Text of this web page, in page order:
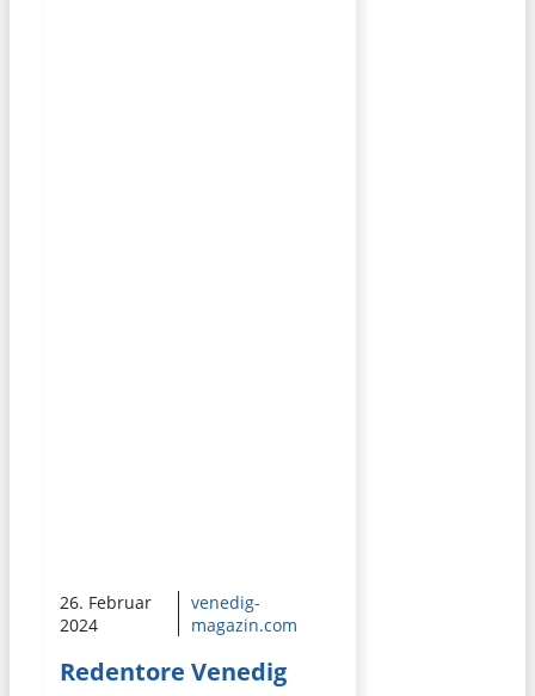
26. Februar
2024
venedig-
magazin.com
Redentore Venedig